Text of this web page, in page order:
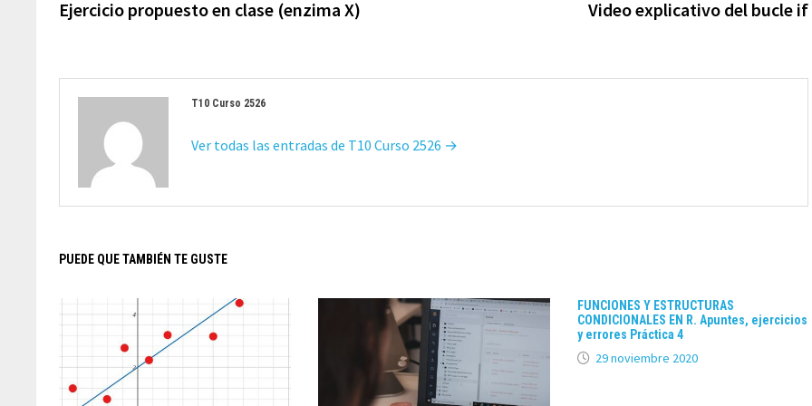
entradas
anterior:
Ejercicio propuesto en clase (enzima X) Video explicativo del bucle if
T10 Curso 2526
Ver todas las entradas de T10 Curso 2526 →
PUEDE QUE TAMBIÉN TE GUSTE
FUNCIONES Y ESTRUCTURAS
CONDICIONALES EN R. Apuntes, ejercicios
y errores Práctica 4
29 noviembre 2020